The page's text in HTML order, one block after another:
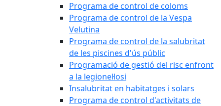
Programa de control de coloms
Programa de control de la Vespa
Velutina
Programa de control de la salubritat
de les piscines d'ús públic
Programació de gestió del risc enfront
a la legionel·losi
Insalubritat en habitatges i solars
Programa de control d'activitats de